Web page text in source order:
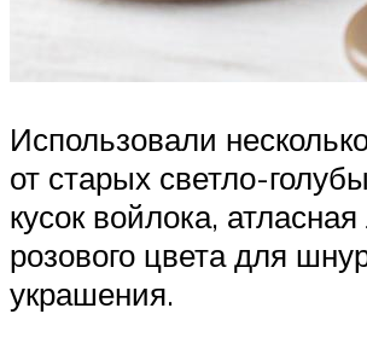
Использовали
от старых светло-
кусок войлока,
розового цвета для
украшения.